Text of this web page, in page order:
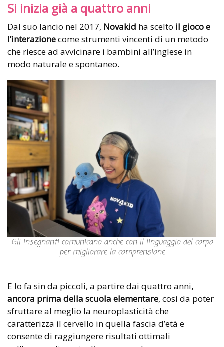
Si inizia già a quattro anni
Dal suo lancio nel 2017, Novakid ha scelto il gioco e
l’interazionecome strumenti vincenti di un metodo
che riesce ad avvicinare i bambini all’inglese in
modo naturale e spontaneo.
Gli insegnanti comunicano anche con il linguaggio del corpo
per migliorare la comprensione
E lo fa sin da piccoli, a partire dai quattro anni,
ancora prima della scuola elementare, così da poter
sfruttare al meglio la neuroplasticità che
caratterizza il cervello in quella fascia d’età e
consente di raggiungere risultati ottimali